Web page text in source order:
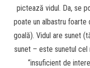
pictează vidul. Da, se
poate un albastru foarte
goală). Vidul are sunet
sunet – este sunetul
“insuficient de